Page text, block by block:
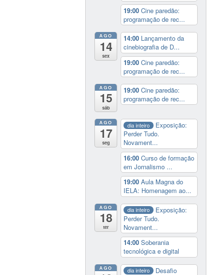
19:00Cine paredão:
programação de rec...
AGO
14
sex
14:00 Lançamento da
cinebiografia de D...
19:00Cine paredão:
programação de rec...
AGO
15
sáb
19:00Cine paredão:
programação de rec...
AGO
17
seg
dia inteiro
Exposição:
Perder Tudo.
Novament...
16:00Curso de formação
em Jornalismo ...
19:00Aula Magna do
IELA: Homenagem ao...
AGO
18
ter
dia inteiro
Exposição:
Perder Tudo.
Novament...
14:00Soberania
tecnológica e digital
AGO dia inteiro
Desafio